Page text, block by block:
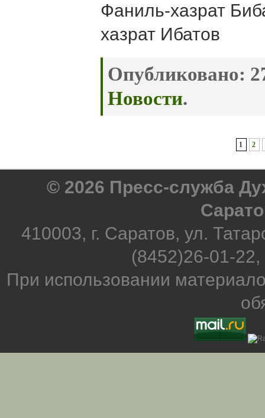
Фаниль-хазрат
хазрат Ибатов
Опубликовано:
Новости.
1 2
© 2026 Пресс-служба
410003, г. Саратов, ул.
(8452)26-01-
При использовании